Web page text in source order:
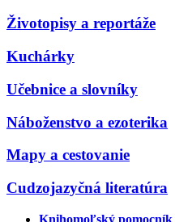
Životopisy a reportáže
Kuchárky
Učebnice a slovníky
Náboženstvo a ezoterika
Mapy a cestovanie
Cudzojazyčná literatúra
Knihomoľský pomocník